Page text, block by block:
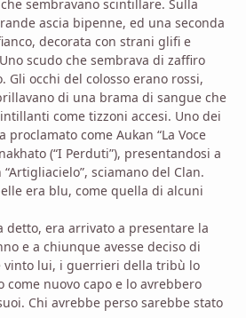
sembravano scintillare. Sulla
ascia bipenne, ed una seconda
decorata con strani glifi e
scudo che sembrava di zaffiro
Gli occhi del colosso erano rossi,
di una brama di sangue che
come tizzoni accesi. Uno dei
proclamato come Aukan “La Voce
(“I Perduti”), presentandosi a
sciamano del Clan.
era blu, come quella di alcuni
detto, era arrivato a presentare la
e a chiunque avesse deciso di
vinto lui, i guerrieri della tribù lo
come nuovo capo e lo avrebbero
Chi avrebbe perso sarebbe stato